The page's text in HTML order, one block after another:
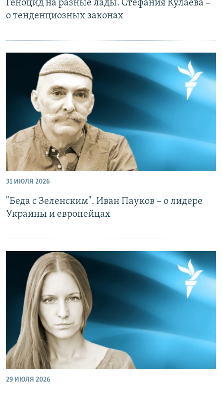
Геноцид на разные лады. Стефания Кулаева –
о тенденциозных законах
31 ИЮЛЯ 2026
"Беда с Зеленским". Иван Пауков – о лидере
Украины и европейцах
29 ИЮЛЯ 2026